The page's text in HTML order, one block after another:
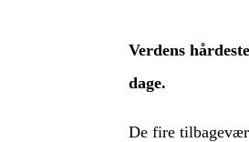
Verdens
dage.
De fire